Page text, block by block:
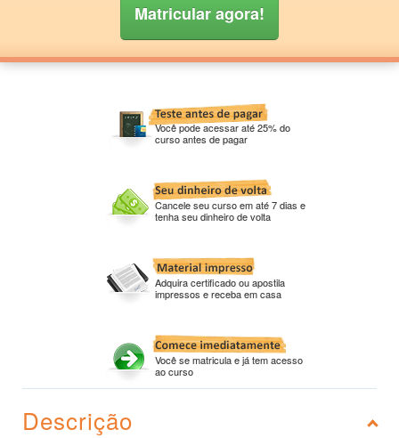
Matricular agora!
Você pode acessar até 25% do
curso antes de pagar
Cancele seu curso em até 7 dias e
tenha seu dinheiro de volta
Adquira certificado ou apostila
impressos e receba em casa
Você se matricula e já tem acesso
ao curso
Descrição